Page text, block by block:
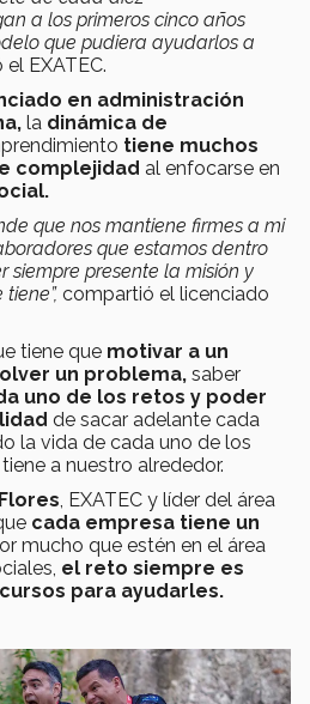
a los primeros cinco años
que pudiera ayudarlos a
el EXATEC.
en administración
la dinámica de
tiene muchos
complejidad al enfocarse en
que nos mantiene firmes a mi
que estamos dentro
siempre presente la misión y
compartió el licenciado
tiene que motivar a un
un problema, saber
uno de los retos y poder
de sacar adelante cada
la vida de cada uno de los
a nuestro alrededor.
, EXATEC y líder del área
cada empresa tiene un
mucho que estén en el área
el reto siempre es
para ayudarles.